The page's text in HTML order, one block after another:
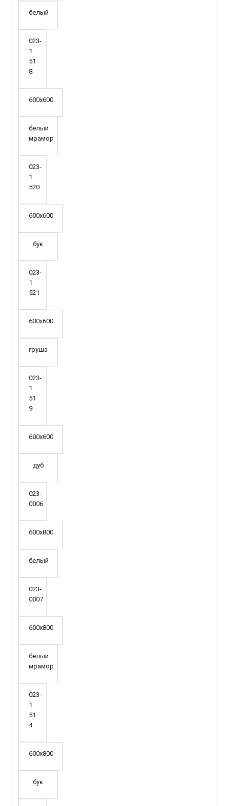
белый
023-
1
51
8
600х600
белый
мрамор
023-
1
520
600х600
бук
023-
1
521
600х600
груша
023-
1
51
9
600х600
дуб
023-
0006
600х800
белый
023-
0007
600х800
белый
мрамор
023-
1
51
4
600х800
бук